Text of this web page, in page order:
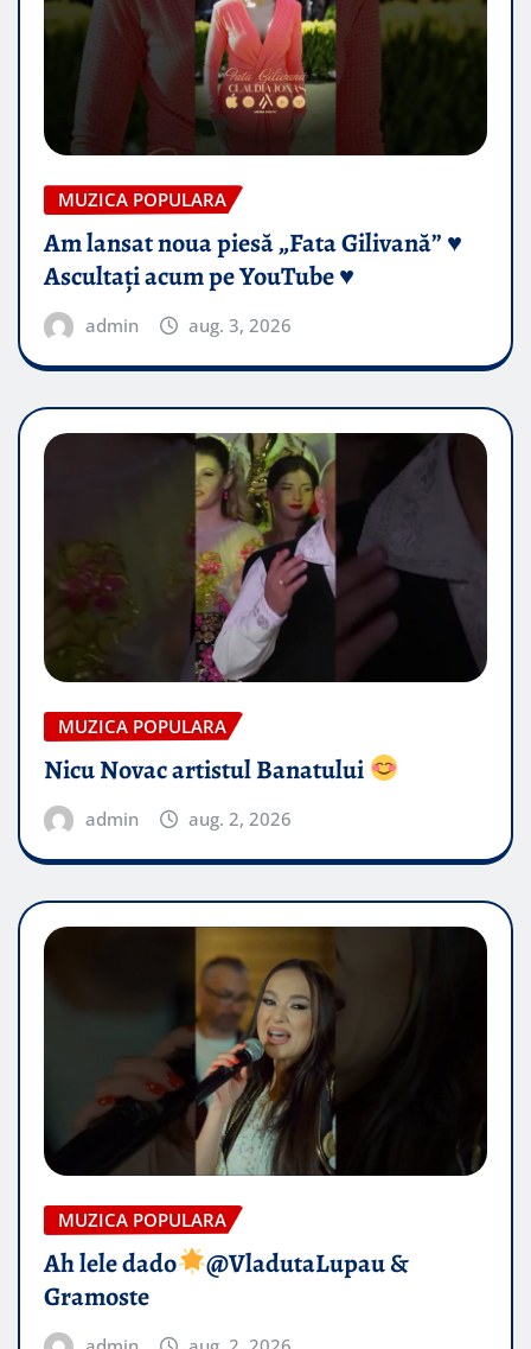
MUZICA POPULARA
Am lansat noua piesă „Fata Gilivană” ♥️
Ascultați acum pe YouTube ♥️
admin aug. 3, 2026
MUZICA POPULARA
Nicu Novac artistul Banatului
admin aug. 2, 2026
MUZICA POPULARA
Ah lele dado​
@VladutaLupau &
Gramoste